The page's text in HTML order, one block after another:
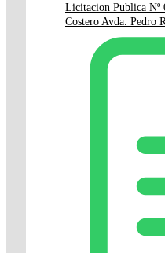
Licitacion Publica Nº
Costero Avda. Pedro